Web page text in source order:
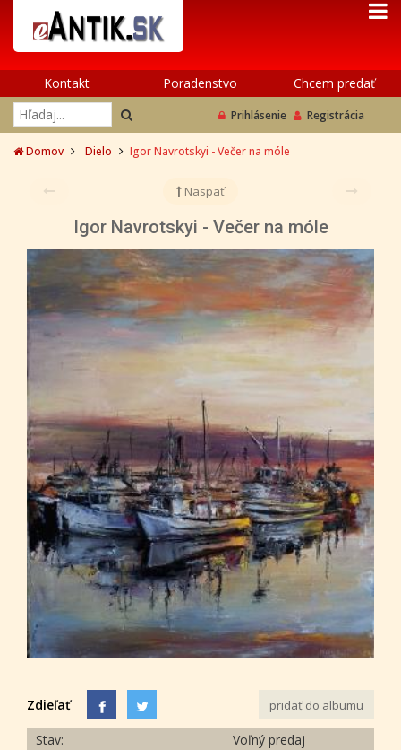
Kontakt Poradenstvo Chcem predať
Prihlásenie Registrácia
Domov Dielo Igor Navrotskyi - Večer na móle
Naspäť
Igor Navrotskyi - Večer na móle
Zdieľať pridať do albumu
Stav:
Voľný predaj